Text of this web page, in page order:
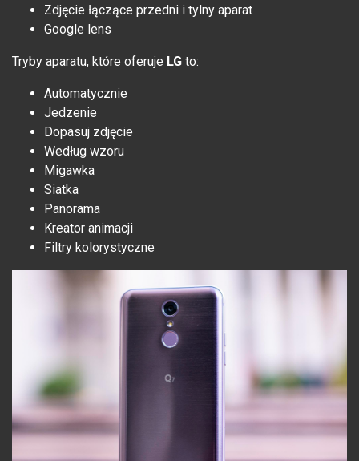
Zdjęcie łączące przedni i tylny aparat
Google lens
Tryby aparatu, które oferuje LG to:
Automatycznie
Jedzenie
Dopasuj zdjęcie
Według wzoru
Migawka
Siatka
Panorama
Kreator animacji
Filtry kolorystyczne